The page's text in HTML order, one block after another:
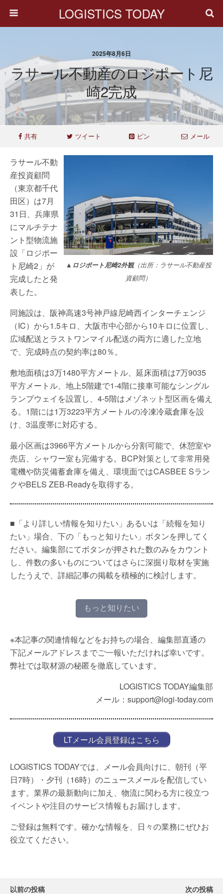
LOGISTICS TODAY
2025年8月6日
ラサール不動産のロジポート尼
崎2完成
共有 ツイート ピン メール
▲ロジポート尼崎2外観（出所：ラサール不動産投
資顧問）
ラサール不動
産投資顧問
（東京都千代
田区）は7月
31日、兵庫県
にマルチテナ
ント型物流施
設「ロジポー
ト尼崎2」が
完成したと発
表した。
同施設は、阪神高速3号神戸線尼崎西インターチェンジ
（IC）から1.5キロ、大阪市中心部から10キロに位置し、
広域配送とラストワンマイル配送の両方に適した立地
で、完成時点の契約率は80％。
敷地面積は3万1480平方メートル、延床面積は7万9035
平方メートル、地上5階建で1-4階に接車可能なシングル
ランプウェイを設置し、4-5階はメゾネット型区画を備え
る。1階には1万3223平方メートルの冷凍冷蔵倉庫を設
け、3温度帯に対応する。
最小区画は3966平方メートルから分割可能で、休憩室や
売店、シャワー室も完備する。BCP対策として非常用発
電機や防災備蓄倉庫を備え、環境面ではCASBEE Sラン
クやBELS ZEB-Readyを取得する。
■「より詳しい情報を知りたい」あるいは「続報を知り
たい」場合、下の「もっと知りたい」ボタンを押してく
ださい。編集部にてボタンが押された数のみをカウント
し、件数の多いものについてはさらに深掘り取材を実施
したうえで、詳細記事の掲載を積極的に検討します。
もっと知りたい
※本記事の関連情報などをお持ちの場合、編集部直通の
下記メールアドレスまでご一報いただければ幸いです。
弊社では取材源の秘匿を徹底しています。
LOGISTICS TODAY編集部
メール：support@logi-today.com
LTメール会員登録はこちら
LOGISTICS TODAYでは、メール会員向けに、朝刊（平
日7時）・夕刊（16時）のニュースメールを配信してい
ます。業界の最新動向に加え、物流に関わる方に役立つ
イベントや注目のサービス情報もお届けします。
ご登録は無料です。確かな情報を、日々の業務にぜひお
役立てください。
以前の投稿 次の投稿